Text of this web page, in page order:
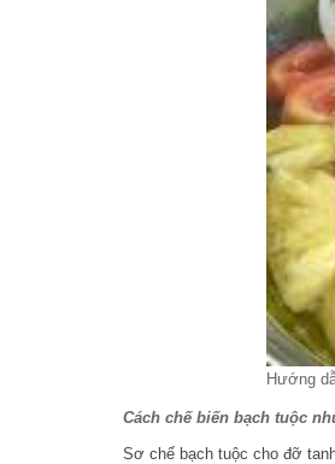
Hướng
Cách chế biến bạch tuộc
Sơ chế bạch tuộc cho đỡ